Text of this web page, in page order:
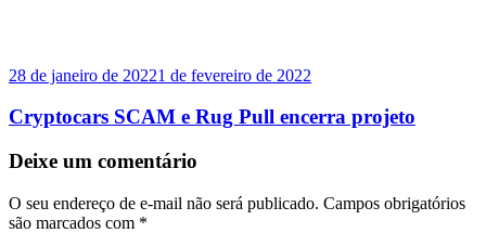
28 de janeiro de 20221 de fevereiro de 2022
Cryptocars SCAM e Rug Pull encerra projeto
Deixe um comentário
O seu endereço de e-mail não será publicado. Campos obrigatórios
são marcados com *